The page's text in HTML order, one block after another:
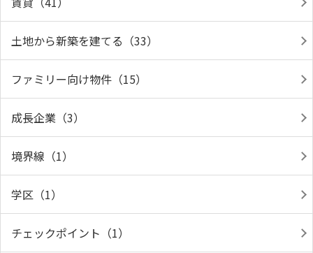
土地から新築を建てる（33）
ファミリー向け物件（15）
成長企業（3）
境界線（1）
学区（1）
チェックポイント（1）